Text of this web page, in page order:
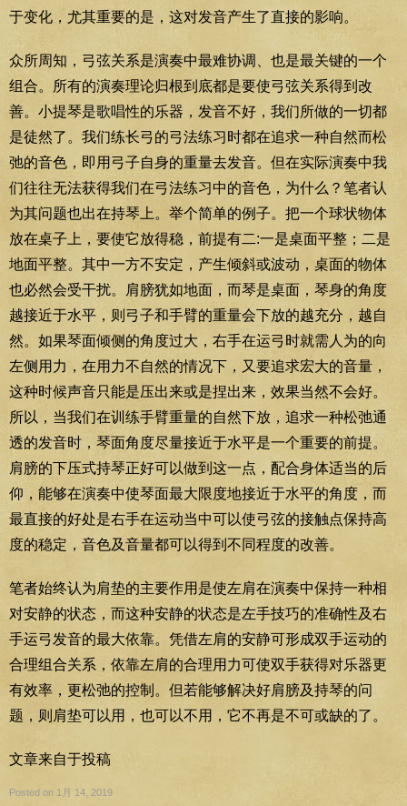
于变化，尤其重要的是，这对发音产生了直接的影响。
众所周知，弓弦关系是演奏中最难协调、也是最关键的一个
组合。所有的演奏理论归根到底都是要使弓弦关系得到改
善。小提琴是歌唱性的乐器，发音不好，我们所做的一切都
是徒然了。我们练长弓的弓法练习时都在追求一种自然而松
弛的音色，即用弓子自身的重量去发音。但在实际演奏中我
们往往无法获得我们在弓法练习中的音色，为什么？笔者认
为其问题也出在持琴上。举个简单的例子。把一个球状物体
放在桌子上，要使它放得稳，前提有二:一是桌面平整；二是
地面平整。其中一方不安定，产生倾斜或波动，桌面的物体
也必然会受干扰。肩膀犹如地面，而琴是桌面，琴身的角度
越接近于水平，则弓子和手臂的重量会下放的越充分，越自
然。如果琴面倾侧的角度过大，右手在运弓时就需人为的向
左侧用力，在用力不自然的情况下，又要追求宏大的音量，
这种时候声音只能是压出来或是捏出来，效果当然不会好。
所以，当我们在训练手臂重量的自然下放，追求一种松弛通
透的发音时，琴面角度尽量接近于水平是一个重要的前提。
肩膀的下压式持琴正好可以做到这一点，配合身体适当的后
仰，能够在演奏中使琴面最大限度地接近于水平的角度，而
最直接的好处是右手在运动当中可以使弓弦的接触点保持高
度的稳定，音色及音量都可以得到不同程度的改善。
笔者始终认为肩垫的主要作用是使左肩在演奏中保持一种相
对安静的状态，而这种安静的状态是左手技巧的准确性及右
手运弓发音的最大依靠。凭借左肩的安静可形成双手运动的
合理组合关系，依靠左肩的合理用力可使双手获得对乐器更
有效率，更松弛的控制。但若能够解决好肩膀及持琴的问
题，则肩垫可以用，也可以不用，它不再是不可或缺的了。
文章来自于投稿
Posted on 1月 14, 2019